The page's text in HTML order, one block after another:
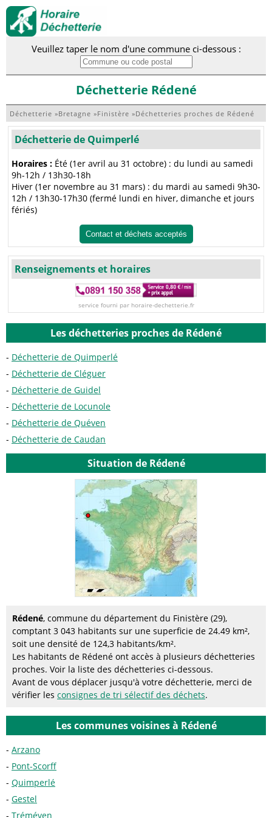
Veuillez taper le nom d'une commune ci-dessous :
Déchetterie Rédené
Déchetterie »Bretagne »Finistère »Déchetteries proches de Rédené
Déchetterie de Quimperlé
Horaires : Été (1er avril au 31 octobre) : du lundi au samedi
9h-12h / 13h30-18h
Hiver (1er novembre au 31 mars) : du mardi au samedi 9h30-
12h / 13h30-17h30 (fermé lundi en hiver, dimanche et jours
fériés)
Contact et déchets acceptés
Renseignements et horaires
service fourni par horaire-dechetterie.fr
Les déchetteries proches de Rédené
Déchetterie de Quimperlé
Déchetterie de Cléguer
Déchetterie de Guidel
Déchetterie de Locunole
Déchetterie de Quéven
Déchetterie de Caudan
Situation de Rédené
Rédené, commune du département du Finistère (29),
comptant 3 043 habitants sur une superficie de 24.49 km²,
soit une densité de 124,3 habitants/km².
Les habitants de Rédené ont accès à plusieurs déchetteries
proches. Voir la liste des déchetteries ci-dessous.
Avant de vous déplacer jusqu'à votre déchetterie, merci de
vérifier les consignes de tri sélectif des déchets.
Les communes voisines à Rédené
Arzano
Pont-Scorff
Quimperlé
Gestel
Tréméven